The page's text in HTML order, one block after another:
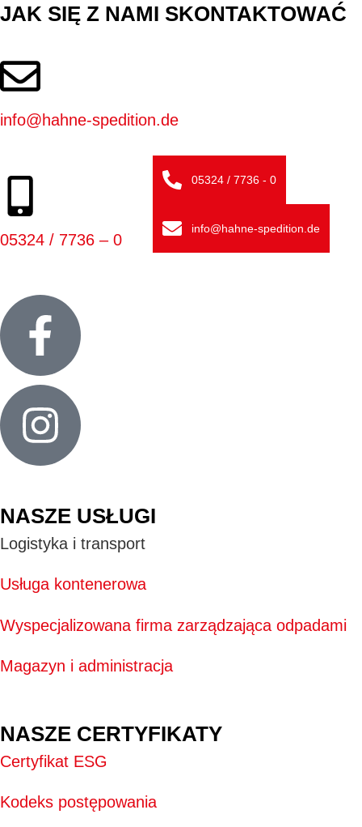
JAK SIĘ Z NAMI SKONTAKTOWAĆ
info@hahne-spedition.de
05324 / 7736 – 0
NASZE USŁUGI
Logistyka i transport
Usługa kontenerowa
Wyspecjalizowana firma zarządzająca odpadami
Magazyn i administracja
NASZE CERTYFIKATY
Certyfikat ESG
Kodeks postępowania
05324 / 7736 - 0
info@hahne-spedition.de